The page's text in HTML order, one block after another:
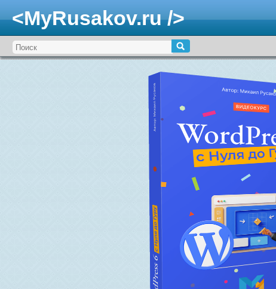
<MyRusakov.ru />